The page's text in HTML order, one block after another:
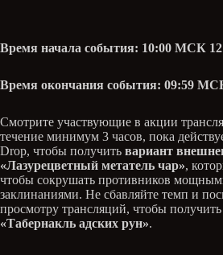
Время начала события: 10:00 МСК
Время окончания события: 09:59
Смотрите участвующие в акции
течение минимум 3 часов, пока
Drop, чтобы получить вариант
«Лазурецветный метатель чар»,
чтобы сокрушать противников
заклинаниями. Не сбавляйте темп и
просмотру трансляций, чтобы получить
«Табернакль адских рун».